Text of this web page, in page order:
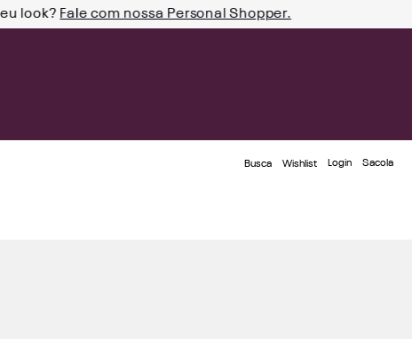
look? Fale com nossa Personal Shopper.
Busca Wishlist Login